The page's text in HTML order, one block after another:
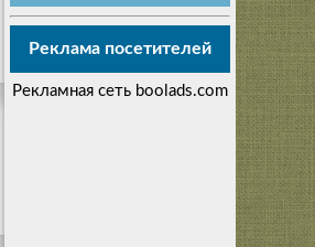
Реклама посетителей
Рекламная сеть boolads.com